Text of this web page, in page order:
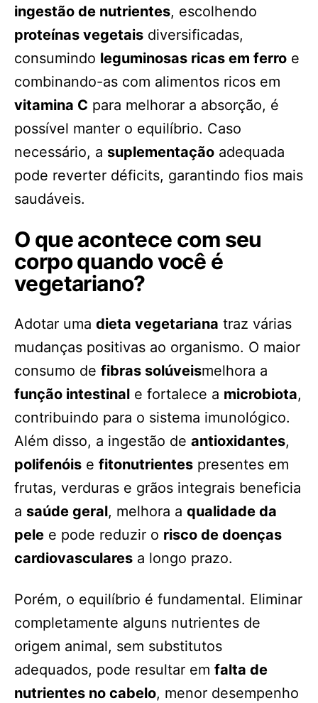
ingestão de nutrientes, escolhendo
proteínas vegetais diversificadas,
consumindo leguminosas ricas em ferro e
combinando-as com alimentos ricos em
vitamina C para melhorar a absorção, é
possível manter o equilíbrio. Caso
necessário, a suplementação adequada
pode reverter déficits, garantindo fios mais
saudáveis.
O que acontece com seu
corpo quando você é
vegetariano?
Adotar uma dieta vegetariana traz várias
mudanças positivas ao organismo. O maior
consumo de fibras solúveismelhora a
função intestinal e fortalece a microbiota,
contribuindo para o sistema imunológico.
Além disso, a ingestão de antioxidantes,
polifenóis e fitonutrientes presentes em
frutas, verduras e grãos integrais beneficia
a saúde geral, melhora a qualidade da
pele e pode reduzir o risco de doenças
cardiovasculares a longo prazo.
Porém, o equilíbrio é fundamental. Eliminar
completamente alguns nutrientes de
origem animal, sem substitutos
adequados, pode resultar em falta de
nutrientes no cabelo, menor desempenho